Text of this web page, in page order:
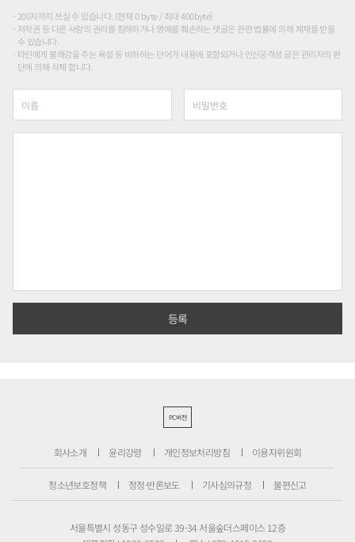
200자까지 쓰실 수 있습니다. (현재 0 byte / 최대 400byte)
저작권 등 다른 사람의 권리를 침해하거나 명예를 훼손하는 댓글은 관련 법률에 의해 제재를 받을
수 있습니다.
타인에게 불쾌감을 주는 욕설 등 비하하는 단어가 내용에 포함되거나 인신공격성 글은 관리자의 판
단에 의해 삭제 합니다.
PC버전
회사소개 윤리강령 개인정보처리방침 이용자위원회
청소년보호정책 정정·반론보도 기사심의규정 불편신고
서울특별시 성동구 성수일로 39-34 서울숲더스페이스 12층